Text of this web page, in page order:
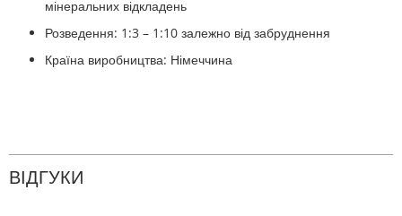
мінеральних відкладень
Розведення: 1:3 – 1:10 залежно від забруднення
Країна виробництва: Німеччина
ВІДГУКИ